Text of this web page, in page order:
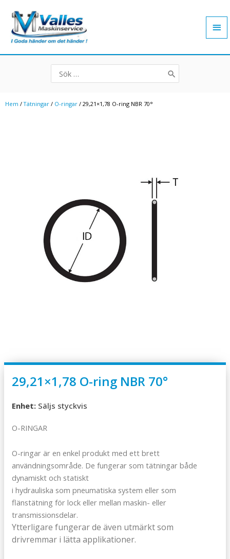
innehåll
Search
for:
Hem /Tätningar / O-ringar / 29,21×1,78 O-ring NBR 70°
29,21×1,78 O-ring NBR 70°
Enhet: Säljs styckvis
O-RINGAR
O-ringar är en enkel produkt med ett brett
användningsområde. De fungerar som tätningar både
dynamiskt och statiskt
i hydrauliska som pneumatiska system eller som
flänstätning för lock eller mellan maskin- eller
transmissionsdelar.
Ytterligare fungerar de även utmärkt som
drivremmar i lätta applikationer.